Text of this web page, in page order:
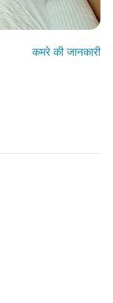
कमरे की जानकारी